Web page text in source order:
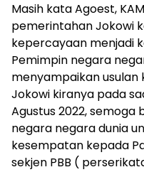
Masih kata Agoest,
pemerintahan Jokowi
kepercayaan menjadi
Pemimpin negara
menyampaikan usulan
Jokowi kiranya pada
Agustus 2022, semoga
negara negara dunia
kesempatan kepada
sekjen PBB (